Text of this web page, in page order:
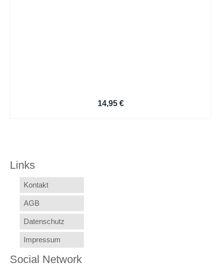
14,95 €
Links
Kontakt
AGB
Datenschutz
Impressum
Social Network